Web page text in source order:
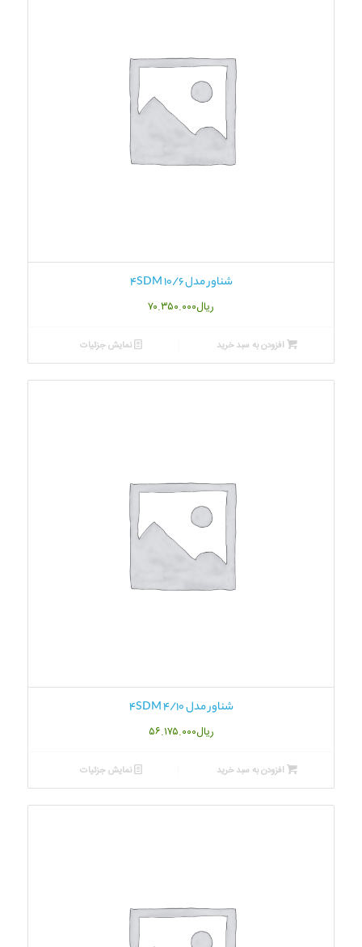
شناور مدل 4SDM 10/6
ریال۷۰.۳۵۰.۰۰۰
افزودن به سبد خرید نمایش جزئیات
شناور مدل 4SDM 4/10
ریال۵۶.۱۷۵.۰۰۰
افزودن به سبد خرید نمایش جزئیات